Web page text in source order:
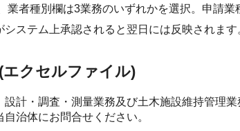
業者種別欄は3業務のいずれかを選択。申請業
システム上承認されると翌日には反映されます
エクセルファイル)
設計・調査・測量業務及び土木施設維持管理
治体にお問合せください。